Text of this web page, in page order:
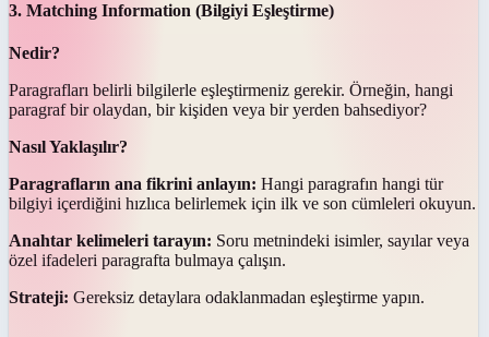
3. Matching Information (Bilgiyi Eşleştirme)
Nedir?
Paragrafları belirli bilgilerle eşleştirmeniz gerekir. Örneğin, hangi
paragraf bir olaydan, bir kişiden veya bir yerden bahsediyor?
Nasıl Yaklaşılır?
Paragrafların ana fikrini anlayın: Hangi paragrafın hangi tür
bilgiyi içerdiğini hızlıca belirlemek için ilk ve son cümleleri okuyun.
Anahtar kelimeleri tarayın: Soru metnindeki isimler, sayılar veya
özel ifadeleri paragrafta bulmaya çalışın.
Strateji: Gereksiz detaylara odaklanmadan eşleştirme yapın.